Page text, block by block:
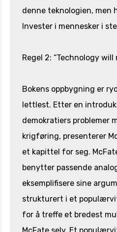
denne teknologien, men
Invester i mennesker i
Regel 2: “Technology will
Bokens oppbygning er
lettlest. Etter en
demokratiers problemer
krigføring, presenterer
et kapittel for seg.
benytter passende
eksemplifisere sine
strukturert i et
for å treffe et bredest
McFate selv. Et